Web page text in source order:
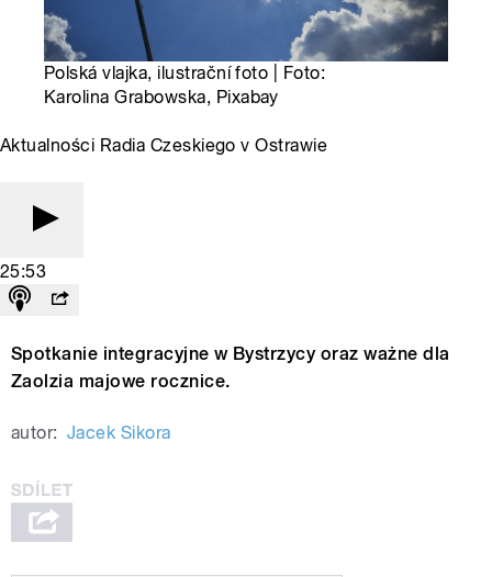
Polská vlajka, ilustrační foto | Foto:
Karolina Grabowska, Pixabay
Aktualności Radia Czeskiego v Ostrawie
25:53
Spotkanie integracyjne w Bystrzycy oraz ważne dla
Zaolzia majowe rocznice.
autor: Jacek Sikora